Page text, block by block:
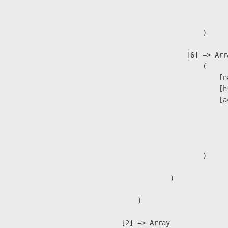
                        )
[6] =>
                        (
                        )
                )
        )
    [2] => Array